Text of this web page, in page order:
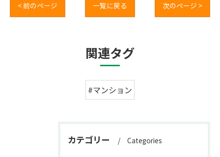
< 前のページ 一覧に戻る 次のページ >
関連タグ
#マンション
カテゴリー Categories